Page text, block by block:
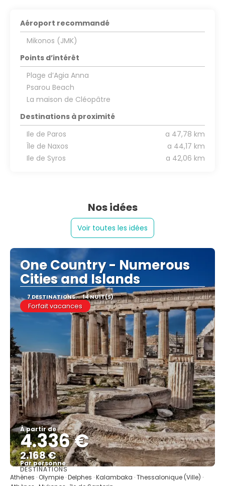
Aéroport recommandé
Mikonos (JMK)
Points d’intérêt
Plage d’Agia Anna
Psarou Beach
La maison de Cléopâtre
Destinations à proximité
Ile de Paros
a 47,78 km
Île de Naxos
a 44,17 km
Ile de Syros
a 42,06 km
Nos idées
Voir toutes les idées
One Country - Numerous
Cities and Islands
7 DESTINATIONS 14 NUIT(S)
Forfait vacances
À partir de
4.336 €
2.168 €
Par personne
Afficher
DESTINATIONS
Athènes · Olympie · Delphes · Kalambaka · Thessalonique (Ville) ·